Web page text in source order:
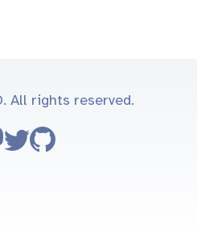
All rights reserved.
on Mastodon
Follow on Twitter
Go to GitHub repo